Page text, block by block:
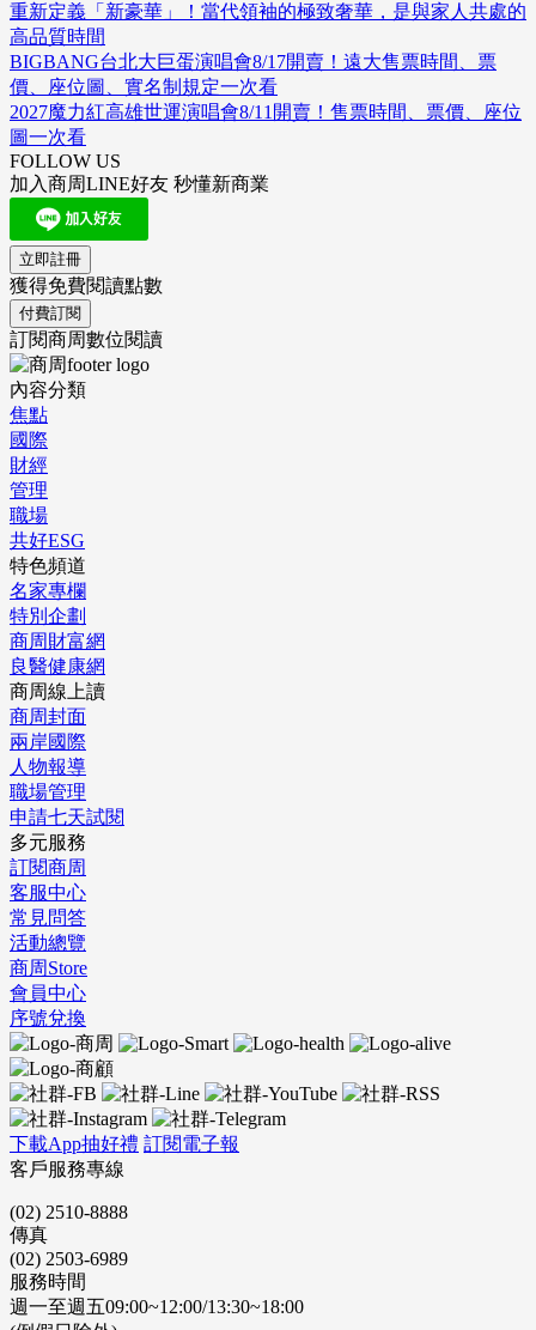
重新定義「新豪華」！當代領袖的極致奢華，是與家人共處的
高品質時間
BIGBANG台北大巨蛋演唱會8/17開賣！遠大售票時間、票
價、座位圖、實名制規定一次看
2027魔力紅高雄世運演唱會8/11開賣！售票時間、票價、座位
圖一次看
FOLLOW US
加入商周LINE好友 秒懂新商業
立即註冊
獲得免費閱讀點數
付費訂閱
訂閱商周數位閱讀
內容分類
焦點
國際
財經
管理
職場
共好ESG
特色頻道
名家專欄
特別企劃
商周財富網
良醫健康網
商周線上讀
商周封面
兩岸國際
人物報導
職場管理
申請七天試閱
多元服務
訂閱商周
客服中心
常見問答
活動總覽
商周Store
會員中心
序號兌換
下載App抽好禮 訂閱電子報
客戶服務專線
(02) 2510-8888
傳真
(02) 2503-6989
服務時間
週一至週五09:00~12:00/13:30~18:00